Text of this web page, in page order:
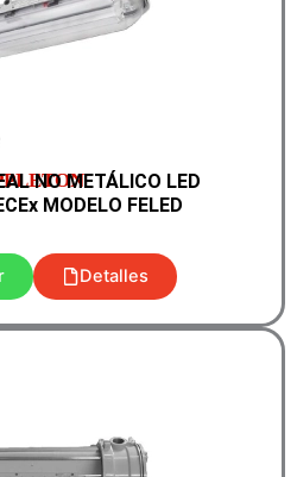
NO METÁLICO LED
MODELO FELED
Detalles